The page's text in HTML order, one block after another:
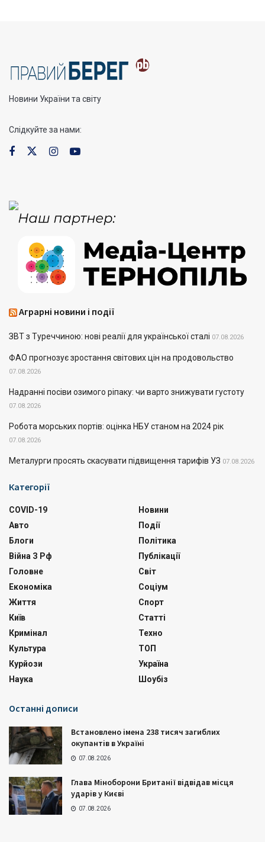
Новини України та світу
Слідкуйте за нами:
Аграрні новини і події
ЗВТ з Туреччиною: нові реалії для української сталі 07.08.2026
ФАО прогнозує зростання світових цін на продовольство
07.08.2026
Надранні посіви озимого ріпаку: чи варто знижувати густоту
07.08.2026
Робота морських портів: оцінка НБУ станом на 2024 рік
07.08.2026
Металурги просять скасувати підвищення тарифів УЗ 07.08.2026
Категорії
COVID-19
Авто
Блоги
Війна З Рф
Головне
Економіка
Життя
Київ
Кримінал
Культура
Курйози
Наука
Новини
Події
Політика
Публікації
Світ
Соціум
Спорт
Статті
Техно
ТОП
Україна
Шоубіз
Останні дописи
Встановлено імена 238 тисяч загиблих
окупантів в Україні
07.08.2026
Глава Міноборони Британії відвідав місця
ударів у Києві
07.08.2026